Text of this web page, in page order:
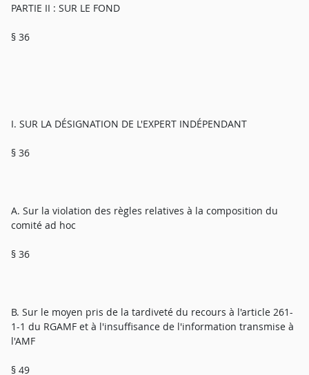
PARTIE II : SUR LE FOND
§ 36
I. SUR LA DÉSIGNATION DE L'EXPERT INDÉPENDANT
§ 36
A. Sur la violation des règles relatives à la composition du
comité ad hoc
§ 36
B. Sur le moyen pris de la tardiveté du recours à l'article 261-
1-1 du RGAMF et à l'insuffisance de l'information transmise à
l'AMF
§ 49